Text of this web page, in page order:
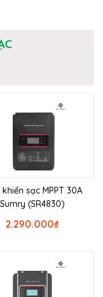
sạc MPPT 30A
Sumry (SR4830)
₫
2.290.000